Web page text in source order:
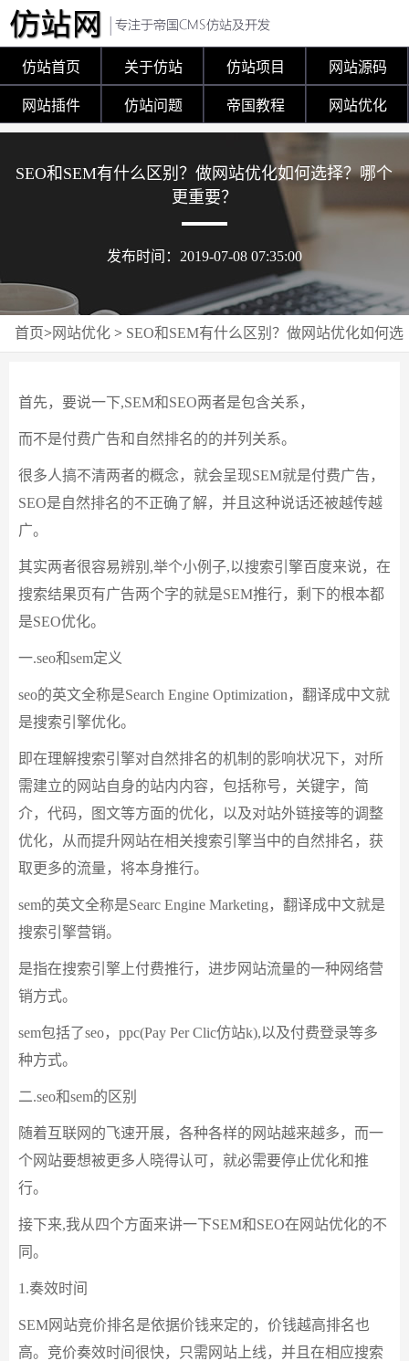
仿站首页 关于仿站 仿站项目 网站源码
网站插件 仿站问题 帝国教程 网站优化
SEO和SEM有什么区别？做网站优化如何选择？哪个
更重要？
发布时间：2019-07-08 07:35:00
首页>网站优化 > SEO和SEM有什么区别？做网站优化如何选
首先，要说一下,SEM和SEO两者是包含关系，
而不是付费广告和自然排名的的并列关系。
很多人搞不清两者的概念，就会呈现SEM就是付费广告，
SEO是自然排名的不正确了解，并且这种说话还被越传越
广。
其实两者很容易辨别,举个小例子,以搜索引擎百度来说，在
搜索结果页有广告两个字的就是SEM推行，剩下的根本都
是SEO优化。
一.seo和sem定义
seo的英文全称是Search Engine Optimization，翻译成中文就
是搜索引擎优化。
即在理解搜索引擎对自然排名的机制的影响状况下，对所
需建立的网站自身的站内内容，包括称号，关键字，简
介，代码，图文等方面的优化，以及对站外链接等的调整
优化，从而提升网站在相关搜索引擎当中的自然排名，获
取更多的流量，将本身推行。
sem的英文全称是Searc Engine Marketing，翻译成中文就是
搜索引擎营销。
是指在搜索引擎上付费推行，进步网站流量的一种网络营
销方式。
sem包括了seo，ppc(Pay Per Clic仿站k),以及付费登录等多
种方式。
二.seo和sem的区别
随着互联网的飞速开展，各种各样的网站越来越多，而一
个网站要想被更多人晓得认可，就必需要停止优化和推
行。
接下来,我从四个方面来讲一下SEM和SEO在网站优化的不
同。
1.奏效时间
SEM网站竞价排名是依据价钱来定的，价钱越高排名也
高。竞价奏效时间很快，只需网站上线，并且在相应搜索